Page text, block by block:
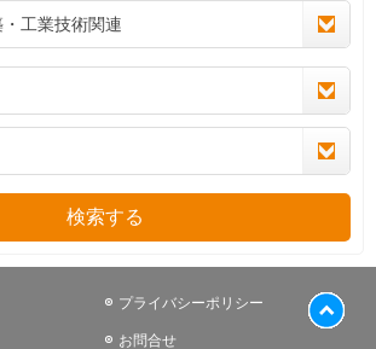
検索する
プライバシーポリシー
お問合せ